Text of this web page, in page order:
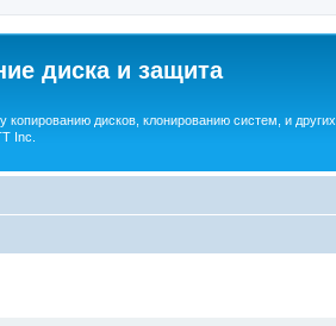
диска и защита
дисков, клонированию систем, и других
Inc.